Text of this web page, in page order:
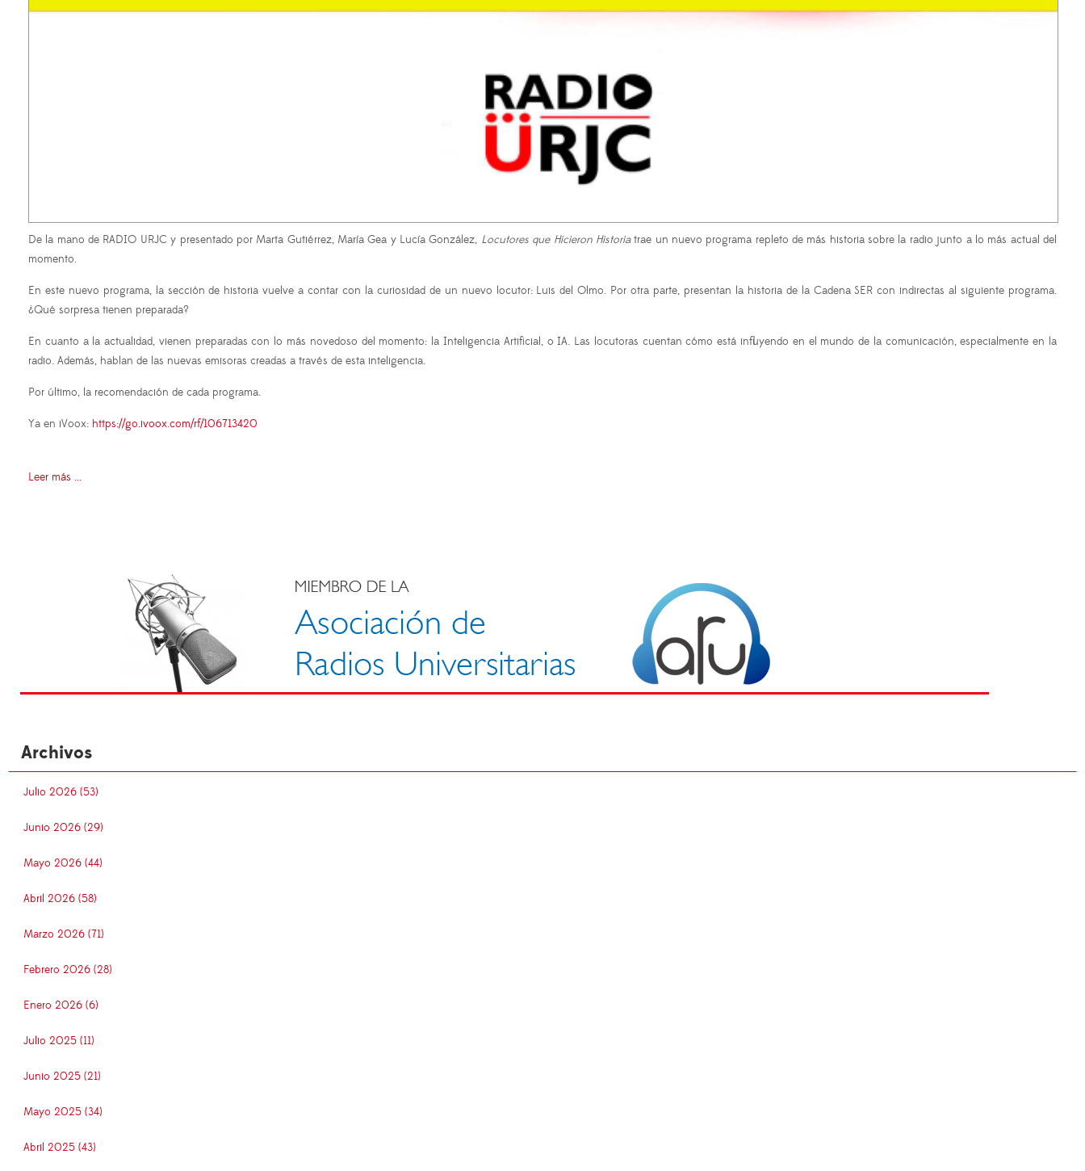
De la mano de RADIO URJC y presentado por Marta Gutiérrez, María Gea y Lucía González, Locutores que Hicieron Historiatrae un nuevo programa repleto de más historia sobre la radio junto a lo más actual del
momento.
En este nuevo programa, la sección de historia vuelve a contar con la curiosidad de un nuevo locutor: Luis del Olmo. Por otra parte, presentan la historia de la Cadena SER con indirectas al siguiente programa.
¿Qué sorpresa tienen preparada?
En cuanto a la actualidad, vienen preparadas con lo más novedoso del momento: la Inteligencia Artificial, o IA. Las locutoras cuentan cómo está influyendo en el mundo de la comunicación, especialmente en la
radio. Además, hablan de las nuevas emisoras creadas a través de esta inteligencia.
Por último, la recomendación de cada programa.
Ya en iVoox: https://go.ivoox.com/rf/106713420
Leer más ...
Archivos
Julio 2026 (53)
Junio 2026 (29)
Mayo 2026 (44)
Abril 2026 (58)
Marzo 2026 (71)
Febrero 2026 (28)
Enero 2026 (6)
Julio 2025 (11)
Junio 2025 (21)
Mayo 2025 (34)
Abril 2025 (43)